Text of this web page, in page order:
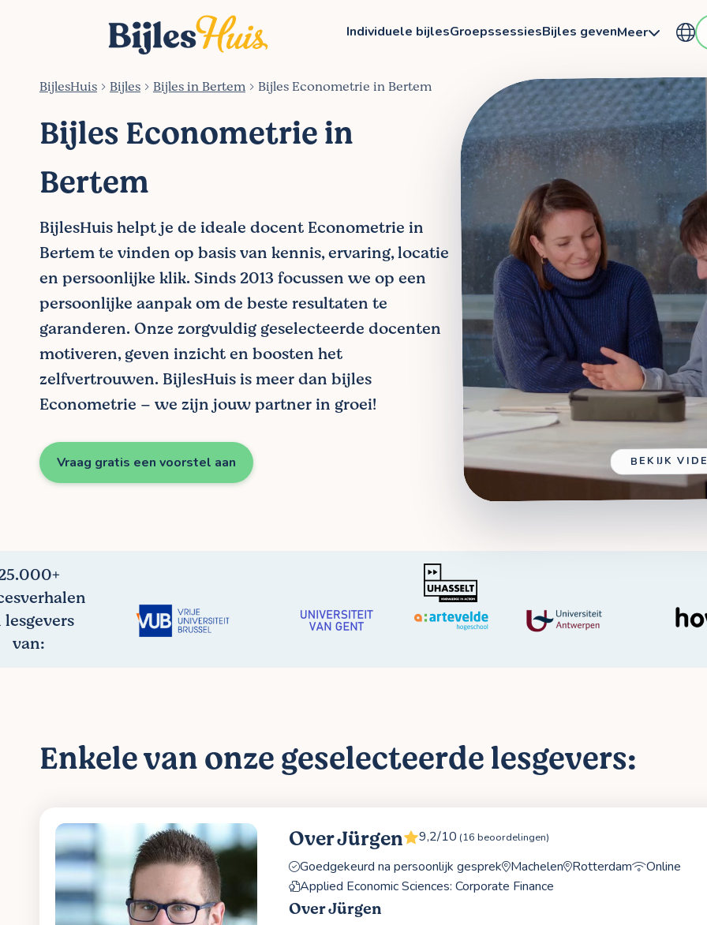
Individuele bijlesGroepssessiesBijles gevenMeer
BijlesHuis Bijles Bijles in Bertem Bijles Econometrie in Bertem
Bijles Econometrie in
Bertem
BijlesHuis helpt je de ideale docent Econometrie in
Bertem te vinden op basis van kennis, ervaring, locatie
en persoonlijke klik. Sinds 2013 focussen we op een
persoonlijke aanpak om de beste resultaten te
garanderen. Onze zorgvuldig geselecteerde docenten
motiveren, geven inzicht en boosten het
zelfvertrouwen. BijlesHuis is meer dan bijles
Econometrie – we zijn jouw partner in groei!
Vraag gratis een voorstel aan BEKIJK
lesgevers
van:
Enkele van onze geselecteerde lesgevers:
Over Jürgen 9,2/10 (16 beoordelingen)
Goedgekeurd na persoonlijk gesprek Machelen Rotterdam
Online
Applied Economic Sciences: Corporate Finance
Over Jürgen